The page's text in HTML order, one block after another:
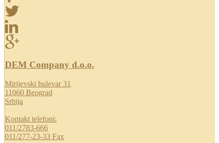
DEM Company d.o.o.
Mirijevski bulevar 31
11060 Beograd
Srbija
Kontakt telefoni:
011/2783-666
011/277-23-33 Fax